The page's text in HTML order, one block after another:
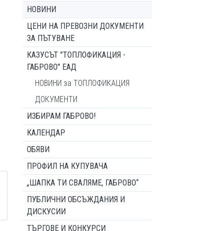
НОВИНИ
ЦЕНИ НА ПРЕВОЗНИ ДОКУМЕНТИ
ЗА ПЪТУВАНЕ
КАЗУСЪТ "ТОПЛОФИКАЦИЯ -
ГАБРОВО" ЕАД
НОВИНИ за ТОПЛОФИКАЦИЯ
ДОКУМЕНТИ
ИЗБИРАМ ГАБРОВО!
КАЛЕНДАР
ОБЯВИ
ПРОФИЛ НА КУПУВАЧА
„ШАПКА ТИ СВАЛЯМЕ, ГАБРОВО“
ПУБЛИЧНИ ОБСЪЖДАНИЯ И
ДИСКУСИИ
ТЪРГОВЕ И КОНКУРСИ